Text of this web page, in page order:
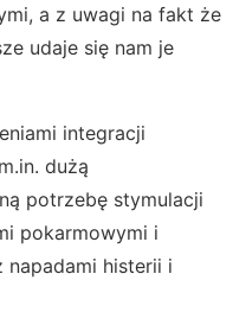
a z uwagi na fakt że
udaje się nam je
integracji
dużą
potrzebę stymulacji
pokarmowymi i
histerii i